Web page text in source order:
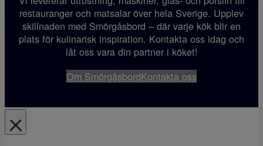
restauranger och matsalar över hela Sverige. Upplev
skillnaden med Smörgåsbord – där varje kök blir en
plats för kulinarisk inspiration. Kontakta oss idag och
låt oss vara din partner i köket!
Om SmörgåsbordKontakta oss